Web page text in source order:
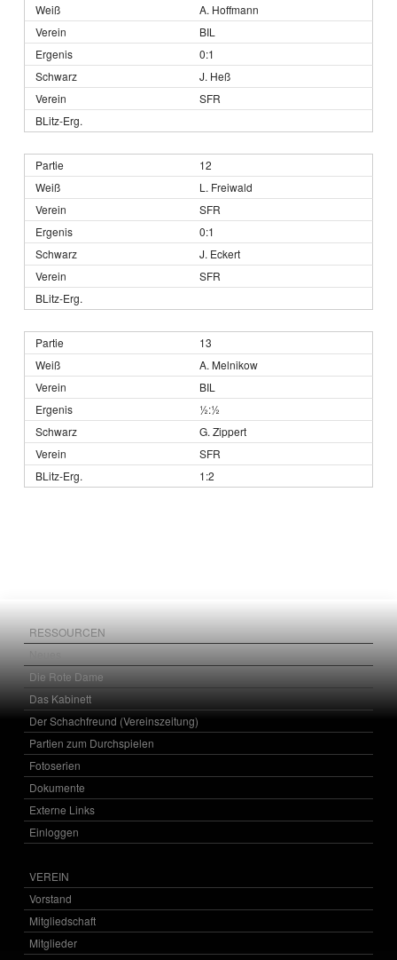
A. Hoffmann
BIL
0:1
J. Heß
SFR
12
L. Freiwald
SFR
0:1
J. Eckert
SFR
13
A. Melnikow
BIL
½:½
G. Zippert
SFR
1:2
RESSOURCEN
Die Rote Dame
Das Kabinett
Der Schachfreund (Vereinszeitung)
Partien zum Durchspielen
Fotoserien
Dokumente
Externe Links
Einloggen
VEREIN
Vorstand
Mitgliedschaft
Mitglieder